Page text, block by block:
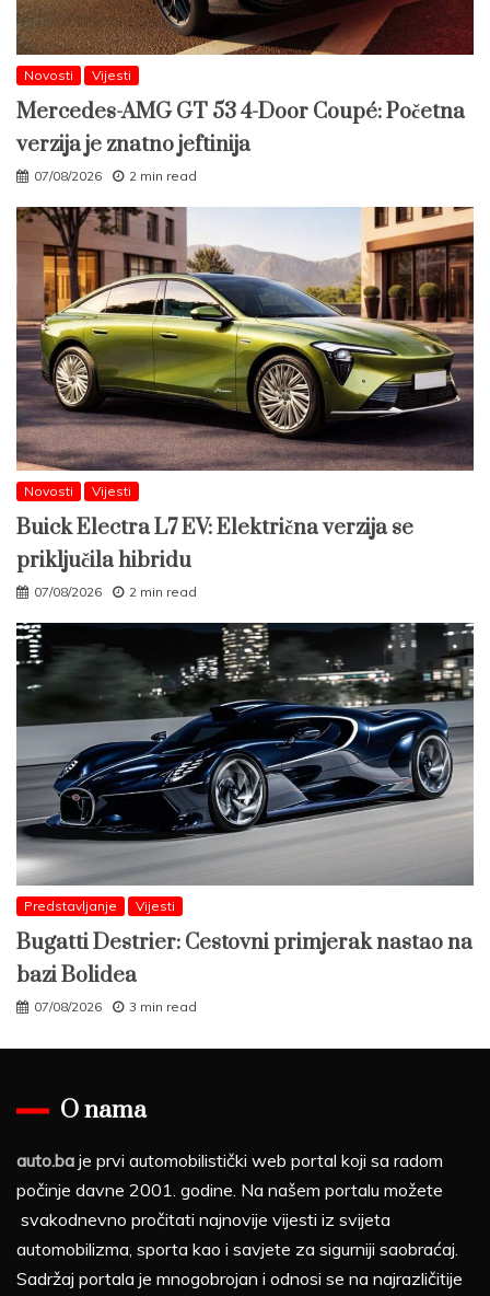
Novosti Vijesti
Mercedes-AMG GT 53 4-Door Coupé: Početna
verzija je znatno jeftinija
07/08/2026 2 min read
Novosti Vijesti
Buick Electra L7 EV: Električna verzija se
priključila hibridu
07/08/2026 2 min read
Predstavljanje Vijesti
Bugatti Destrier: Cestovni primjerak nastao na
bazi Bolidea
07/08/2026 3 min read
O nama
auto.ba je prvi automobilistički web portal koji sa radom
počinje davne 2001. godine. Na našem portalu možete
svakodnevno pročitati najnovije vijesti iz svijeta
automobilizma, sporta kao i savjete za sigurniji saobraćaj.
Sadržaj portala je mnogobrojan i odnosi se na najrazličitije